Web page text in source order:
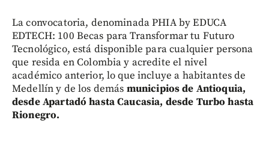
La convocatoria, denominada PHIA by EDUCA
EDTECH: 100 Becas para Transformar tu Futuro
Tecnológico, está disponible para cualquier persona
que resida en Colombia y acredite el nivel
académico anterior, lo que incluye a habitantes de
Medellín y de los demás municipios de Antioquia,
desde Apartadó hasta Caucasia, desde Turbo hasta
Rionegro.